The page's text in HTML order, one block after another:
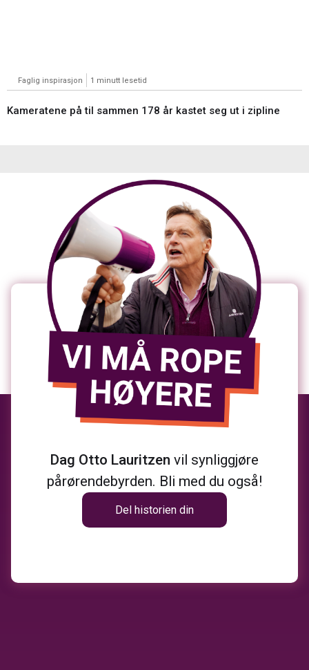
Faglig inspirasjon 1 minutt lesetid
Kameratene på til sammen 178 år kastet seg ut i zipline
Dag Otto Lauritzen vil synliggjøre
pårørendebyrden. Bli med du også!
Del historien din